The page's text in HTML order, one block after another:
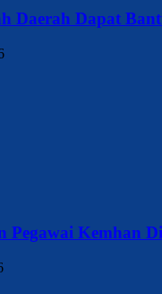
Daerah Dapat
Pegawai Kemhan